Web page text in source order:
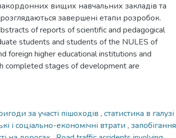
вищих навчальних закладів та
завершені етапи розробок.
of reports of scientific and pedagogical
students and students of the NULES of
foreign higher educational institutions and
completed stages of development are
за участі пішоходів , статистика в галузі
і соціально-економічні втрати , запобігання